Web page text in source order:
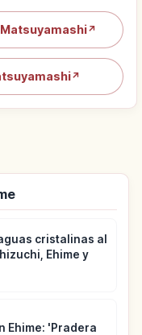
↗
↗
cristalinas al
Ehime y
Ehime: 'Pradera